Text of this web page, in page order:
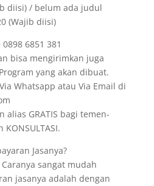
diisi) / belum ada judul
(Wajib diisi)
6851 381
bisa mengirimkan juga
yang akan dibuat.
Whatsapp atau Via Email di
alias GRATIS bagi temen-
Jasanya?
sangat mudah
jasanya adalah dengan